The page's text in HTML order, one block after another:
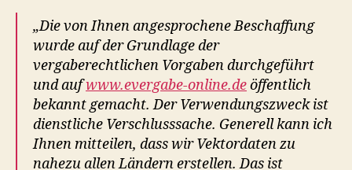
„Die von Ihnen angesprochene Beschaffung
wurde auf der Grundlage der
vergaberechtlichen Vorgaben durchgeführt
und aufwww.evergabe-online.deöffentlich
bekannt gemacht. Der Verwendungszweck ist
dienstliche Verschlusssache. Generell kann ich
Ihnen mitteilen, dass wir Vektordaten zu
nahezu allen Ländern erstellen. Das ist